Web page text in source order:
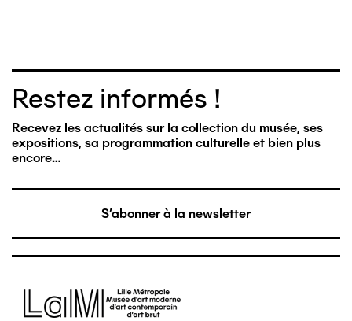
Restez informés !
Recevez les actualités sur la collection du musée, ses
expositions, sa programmation culturelle et bien plus
encore…
S'abonner à la newsletter
Image